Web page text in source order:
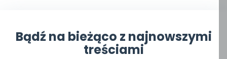
Bądź na bieżąco z najnowszymi
treściami